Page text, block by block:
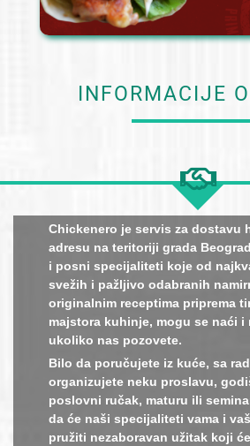
INFORMACIJE
Chickenero je servis za dostavu
adresu na teritoriji grada
i posni specijaliteti koje od
svežih i pažljivo odabranih
originalnim receptima priprema
majstora kuhinje, mogu se naći i
ukoliko nas pozovete.
Bilo da poručujete iz kuće, sa
organizujete neku proslavu,
poslovni ručak, maturu ili
da će naši specijaliteti vama i
pružiti nezaboravan užitak koji